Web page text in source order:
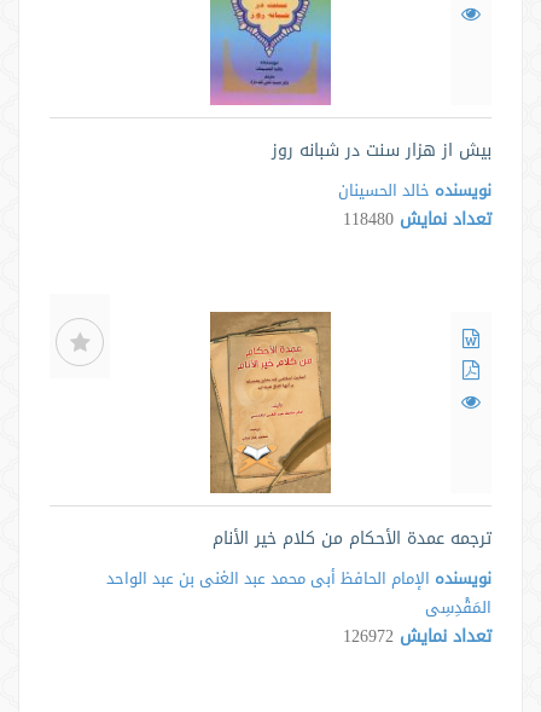
بیش از هزار سنت در شبانه روز
نویسنده خالد الحسینان
تعداد نمایش 118480
ترجمه عمدة الأحکام من کلام خیر الأنام
نویسنده الإمام الحافظ أبی محمد عبد الغنی بن عبد الواحد
المَقْدِسِی
تعداد نمایش 126972